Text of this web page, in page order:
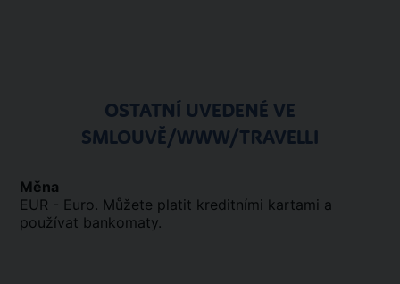
OSTATNÍ UVEDENÉ VE
SMLOUVĚ/WWW/TRAVELLI
Měna
EUR - Euro. Můžete platit kreditními kartami a
používat bankomaty.